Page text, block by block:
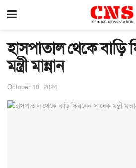
হাসপাতাল থেকে বাড়ি
মন্ত্রী মান্নান
October 10, 2024